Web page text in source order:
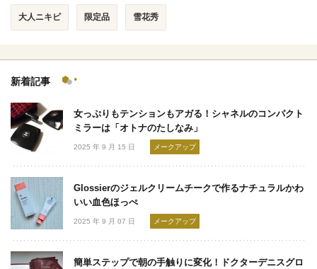
大人ニキビ 限定品 雪花秀
新着記事
女っぷりもテンションもアガる！シャネルのコンパクト
ミラーは「オトナのたしなみ」
2025 年 9 月 15 日 メークアップ
Glossierのジェルクリームチークで作るナチュラルかわ
いい血色ほっぺ
2025 年 9 月 07 日 メークアップ
簡単ステップで朝の手触りに変化！ドクターデニスグロ